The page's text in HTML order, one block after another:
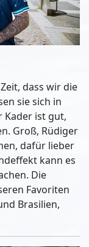
dass wir die
sie sich in
Kader ist gut,
Groß, Rüdiger
dafür lieber
kann es
Die
Favoriten
Brasilien,